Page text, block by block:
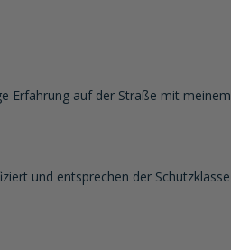
Erfahrung auf der Straße mit meinem
und entsprechen der Schutzklasse